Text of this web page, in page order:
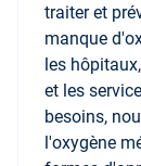
traiter et
manque
les
et les
besoins,
l'oxygène